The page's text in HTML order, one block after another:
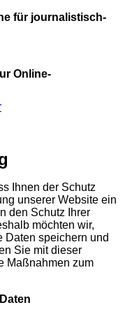
für journalistisch-
Online-
Ihnen der Schutz
unserer Website ein
den Schutz Ihrer
möchten wir,
Daten speichern und
Sie mit dieser
Maßnahmen zum